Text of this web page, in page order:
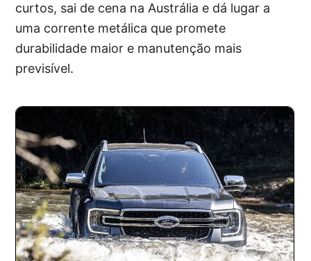
curtos, sai de cena na Austrália e dá lugar a
uma corrente metálica que promete
durabilidade maior e manutenção mais
previsível.